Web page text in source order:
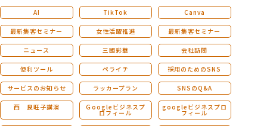
AI TikTok Canva
最新集客セミナー 女性活躍推進 最新集客セミナー
ニュース 三國彩華 会社訪問
便利ツール ペライチ 採用のためのSNS
サービスのお知らせ ラッカープラン SNSのQ&A
西 良旺子講演 Ｇoogleビジネスプ
ロフィール
googleビジネスプロ
フィール